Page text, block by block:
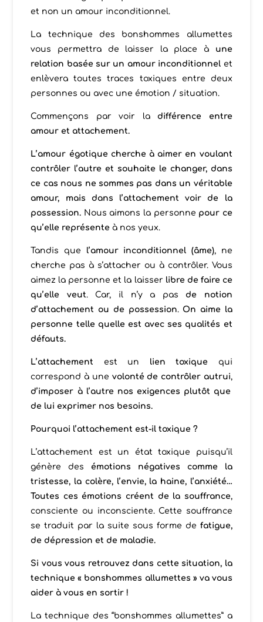
et non un amour inconditionnel.
La technique des bonshommes allumettes
vous permettra de laisser la place à une
relation basée sur un amour inconditionnel et
enlèvera toutes traces toxiques entre deux
personnes ou avec une émotion / situation.
Commençons par voir ladifférence entre
amour et attachement.
L’amour égotique cherche à aimer en voulant
contrôler l’autre et souhaite le changer, dans
ce cas nous ne sommes pas dans un véritable
amour, mais dans l’attachement voir de la
possession. Nous aimons la personne pour ce
qu’elle représente à nos yeux.
Tandis que l’amour inconditionnel (âme), ne
cherche pas à s’attacher ou à contrôler. Vous
aimez la personne et la laisser libre de faire ce
qu’elle veut. Car, il n’y a pas de notion
d’attachement ou de possession. On aime la
personne telle quelle est avec ses qualités et
défauts.
L’attachement est un lien toxique qui
correspond à une volonté de contrôler autrui,
d’imposer à l’autre nos exigences plutôt que
de lui exprimer nos besoins.
Pourquoi l’attachement est-il toxique ?
L’attachement est un état toxique puisqu’il
génère des émotions négatives comme la
tristesse, la colère, l’envie, la haine, l’anxiété…
Toutes ces émotions créent de la souffrance,
consciente ou inconsciente. Cette souffrance
se traduit par la suite sous forme de fatigue,
de dépression et de maladie.
Si vous vous retrouvez dans cette situation, la
technique « bonshommes allumettes » va vous
aider à vous en sortir !
La technique des “bonshommes allumettes” a